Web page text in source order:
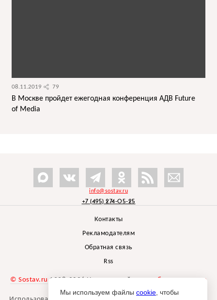
08.11.2019 79
В Москве пройдет ежегодная конференция АДВ Future
of Media
info@sostav.ru
+7 (495) 274-05-25
Контакты
Рекламодателям
Обратная связь
Rss
© Sostav.ru 1998-2026 Независимый проектбрендингового
агентства Depot
Мы используем файлы cookie , чтобы